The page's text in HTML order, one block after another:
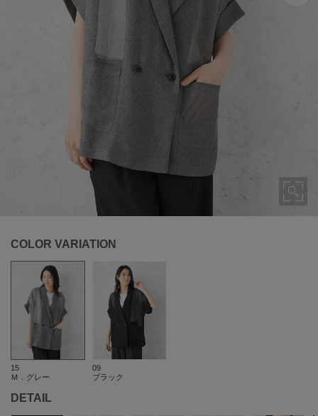
COLOR VARIATION
15
Ｍ．グレー
09
ブラック
DETAIL